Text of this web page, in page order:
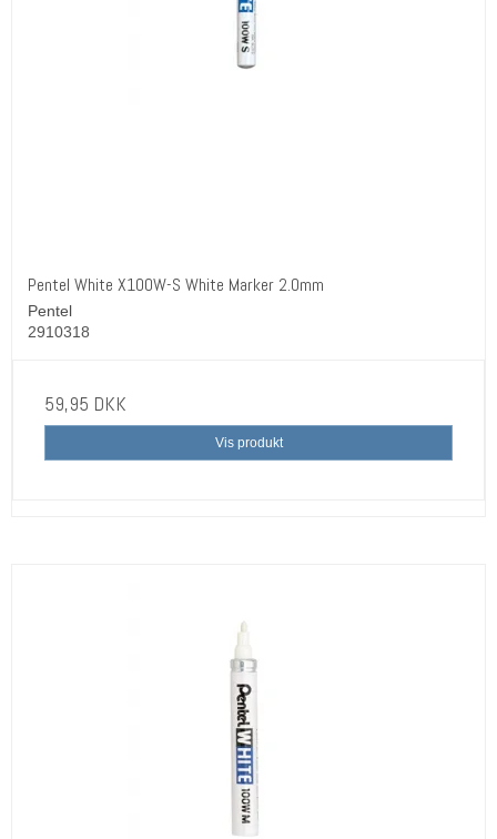
Pentel White X100W-S White Marker 2.0mm
Pentel
2910318
59,95 DKK
Vis produkt